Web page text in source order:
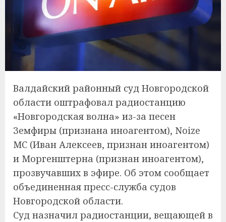
Валдайский районный суд Новгородской
области оштрафовал радиостанцию
«Новгородская волна» из-за песен
Земфиры (признана иноагентом), Noize
МС (Иван Алексеев, признан иноагентом)
и Моргенштерна (признан иноагентом),
прозвучавших в эфире. Об этом сообщает
объединенная пресс-служба судов
Новгородской области.
Суд назначил радиостанции, вещающей в